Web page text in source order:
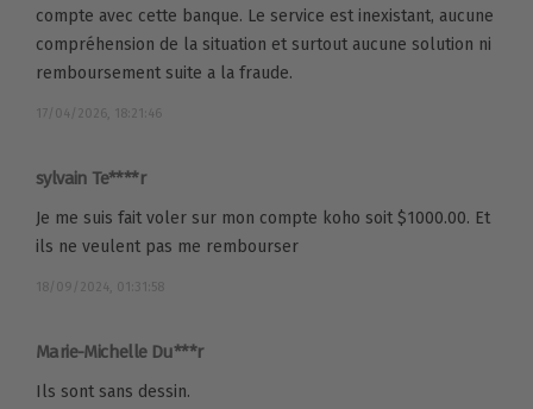
compte avec cette banque. Le service est inexistant, aucune
compréhension de la situation et surtout aucune solution ni
remboursement suite a la fraude.
17/04/2026, 18:21:46
sylvain Te****r
Je me suis fait voler sur mon compte koho soit $1000.00. Et
ils ne veulent pas me rembourser
18/09/2024, 01:31:58
Marie-Michelle Du***r
Ils sont sans dessin.